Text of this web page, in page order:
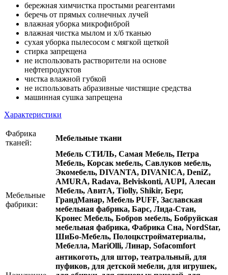
бережная химчистка простыми реагентами
беречь от прямых солнечных лучей
влажная уборка микрофиброй
влажная чистка мылом и х/б тканью
сухая уборка пылесосом с мягкой щеткой
стирка запрещена
не использовать растворители на основе
нефтепродуктов
чистка влажной губкой
не использовать абразивные чистящие средства
машинная сушка запрещена
Характеристики
Фабрика
тканей:
Мебельные ткани
Мебельные
фабрики:
Мебель СТИЛЬ, Самая Мебель, Петра
Мебель, Корсак мебель, Савлуков мебель,
Экомебель, DIVANTA, DIVANICA, DeniZ,
AMURA, Radava, Belviskonti, AUPI, Алесан
Мебель, АвитА, Tiolly, Shikir, Берг,
ГрандМанар, Мебель PUFF, Заславская
мебельная фабрика, Барс, Лида-Стан,
Кронес Мебель, Бобров мебель, Бобруйская
мебельная фабрика, Фабрика Сна, NordStar,
ШиБо-Мебель, Полоцкстройматериалы,
Мебелла, MariOlli, Линар, Sofacomfort
антикоготь, для штор, театральный, для
пуфиков, для детской мебели, для игрушек,